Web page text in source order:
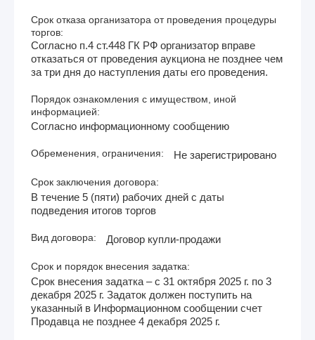
Срок отказа организатора от проведения процедуры
торгов:
Согласно п.4 ст.448 ГК РФ организатор вправе
отказаться от проведения аукциона не позднее чем
за три дня до наступления даты его проведения.
Порядок ознакомления с имуществом, иной
информацией:
Согласно информационному сообщению
Обременения, ограничения: Не зарегистрировано
Срок заключения договора:
В течение 5 (пяти) рабочих дней с даты
подведения итогов торгов
Вид договора: Договор купли-продажи
Срок и порядок внесения задатка:
Срок внесения задатка – с 31 октября 2025 г. по 3
декабря 2025 г. Задаток должен поступить на
указанный в Информационном сообщении счет
Продавца не позднее 4 декабря 2025 г.